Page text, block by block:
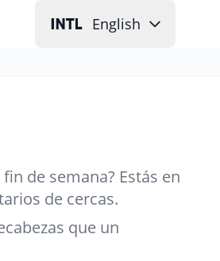
English
de semana? Estás en
de cercas.
que un